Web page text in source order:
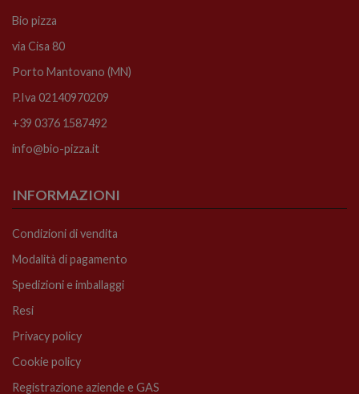
Bio pizza
via Cisa 80
Porto Mantovano (MN)
P.Iva 02140970209
+39 0376 1587492
info@bio-pizza.it
INFORMAZIONI
Condizioni di vendita
Modalità di pagamento
Spedizioni e imballaggi
Resi
Privacy policy
Cookie policy
Registrazione aziende e GAS